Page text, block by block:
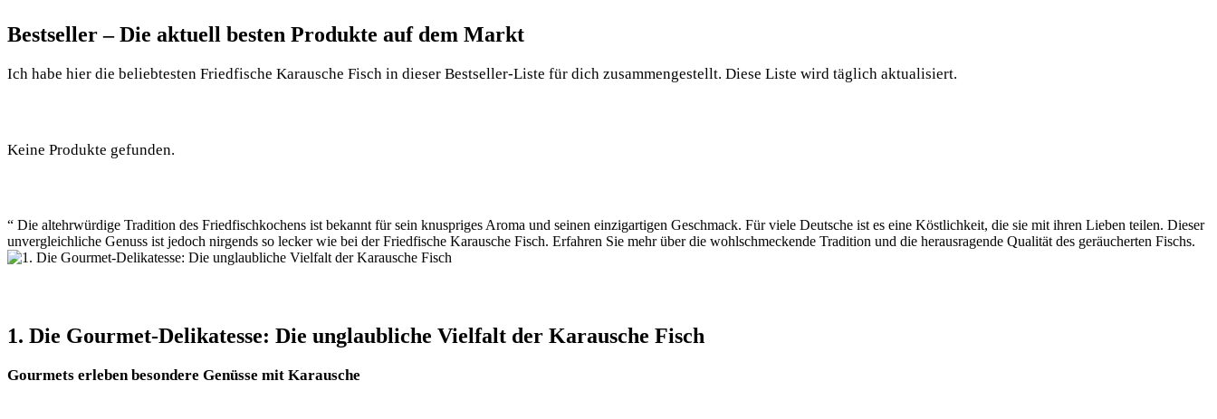
Bestseller – Die aktuell besten Produkte auf dem Markt
Ich habe hier die beliebtesten Friedfische Karausche Fisch in dieser Bestseller-Liste für dich zusammengestellt. Diese Liste wird täglich aktualisiert.
Keine Produkte gefunden.
“ Die altehrwürdige Tradition des Friedfischkochens ist bekannt für sein knuspriges Aroma und seinen einzigartigen Geschmack. Für viele Deutsche ist es eine Köstlichkeit, die sie mit ihren Lieben teilen. Dieser
unvergleichliche Genuss ist jedoch nirgends so lecker wie bei der Friedfische Karausche Fisch. Erfahren Sie mehr über die wohlschmeckende Tradition und die herausragende Qualität des geräucherten Fischs.
1. Die Gourmet-Delikatesse: Die unglaubliche Vielfalt der Karausche Fisch
Gourmets erleben besondere Genüsse mit Karausche